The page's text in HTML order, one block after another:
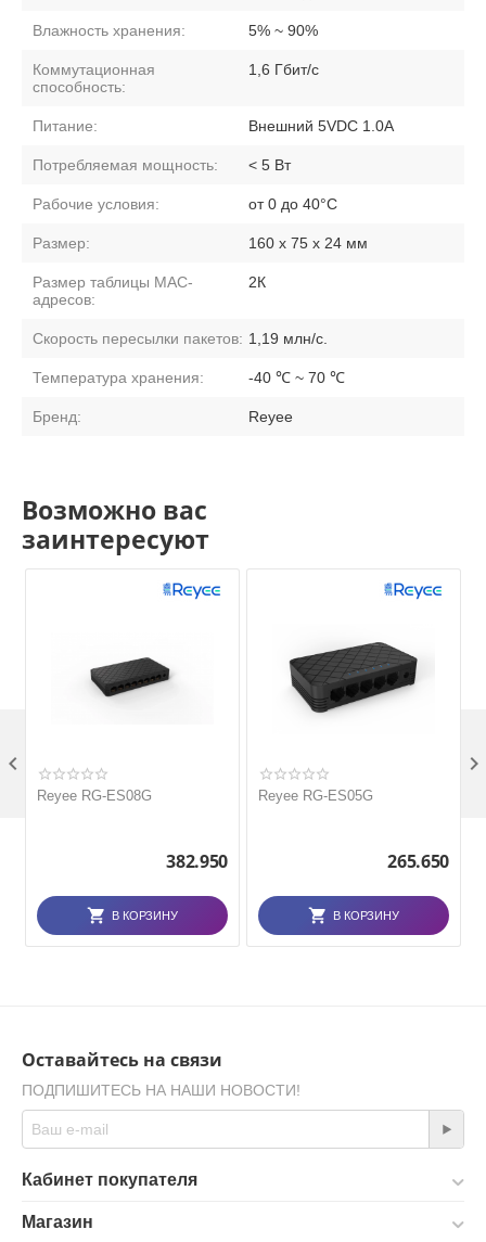
Влажность хранения: 5% ~ 90%
Коммутационная
способность:
1,6 Гбит/с
Питание: Внешний 5VDC 1.0A
Потребляемая мощность: < 5 Вт
Рабочие условия: от 0 до 40°С
Размер: 160 х 75 х 24 мм
Размер таблицы MAC-
адресов:
2К
Скорость пересылки пакетов: 1,19 млн/с.
Температура хранения: -40 ℃ ~ 70 ℃
Бренд: Reyee
Возможно вас
заинтересуют
Reyee RG-ES08G
382.950
В КОРЗИНУ
Reyee RG-ES05G
265.650
В КОРЗИНУ
 
Оставайтесь на связи
ПОДПИШИТЕСЬ НА НАШИ НОВОСТИ!
Кабинет покупателя
Магазин